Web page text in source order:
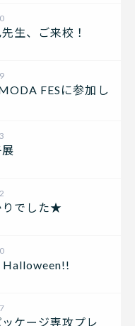
生、ご来校！
FESに参加し
りでした★
ケージ専攻プレ